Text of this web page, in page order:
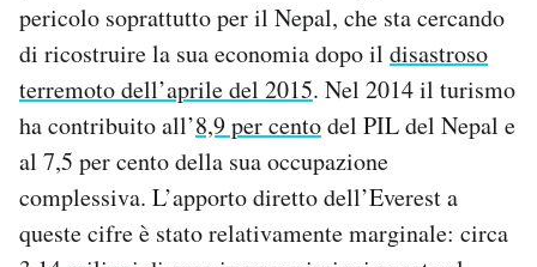
pericolo soprattutto per il Nepal, che sta cercando
di ricostruire la sua economia dopo il disastroso
terremoto dell’aprile del 2015. Nel 2014 il turismo
ha contribuito all’8,9 per centodel PIL del Nepal e
al 7,5 per cento della sua occupazione
complessiva. L’apporto diretto dell’Everest a
queste cifre è stato relativamente marginale: circa